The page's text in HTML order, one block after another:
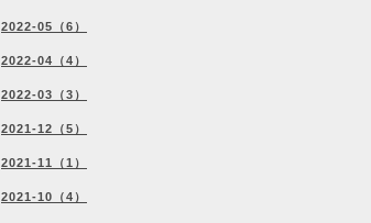
2022-05（6）
2022-04（4）
2022-03（3）
2021-12（5）
2021-11（1）
2021-10（4）